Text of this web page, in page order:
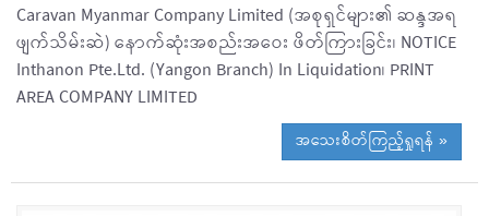
Caravan Myanmar Company Limited (အစုရှင်များ၏ ဆန္ဒအရ
ဖျက်သိမ်းဆဲ) နောက်ဆုံးအစည်းအဝေး ဖိတ်ကြားခြင်း၊ NOTICE
Inthanon Pte.Ltd. (Yangon Branch) In Liquidation၊ PRINT
AREA COMPANY LIMITED
အသေးစိတ်ကြည့်ရှုရန် »